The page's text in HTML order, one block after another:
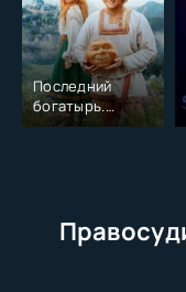
Последний
богатырь.
Колобок (2026)